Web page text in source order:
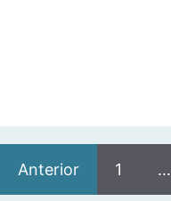
Anterior 1 …